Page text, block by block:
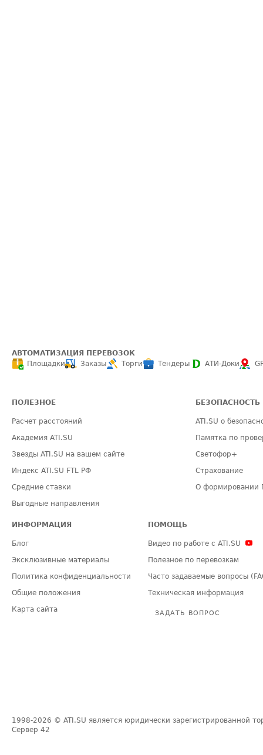
АВТОМАТИЗАЦИЯ ПЕРЕВОЗОК
Площадки
Заказы Торги Тендеры АТИ-Доки
ПОЛЕЗНОЕ
Расчет расстояний
Академия ATI.SU
Звезды ATI.SU на вашем сайте
Индекс ATI.SU FTL РФ
Средние ставки
Выгодные направления
БЕЗОПАСНОСТЬ
ATI.SU о
Памятка по
Светофор+
Страхование
О формировании
ИНФОРМАЦИЯ
Блог
Эксклюзивные материалы
Политика конфиденциальности
Общие положения
Карта сайта
ПОМОЩЬ
Видео по работе с ATI.SU
Полезное по перевозкам
Часто задаваемые вопросы
Техническая информация
ЗАДАТЬ ВОПРОС
1998-2026 © ATI.SU является юридически зарегистрированной
Сервер 42